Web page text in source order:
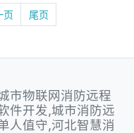
页 尾页
市物联网消防远程
件开发,城市消防远
人值守,河北智慧消